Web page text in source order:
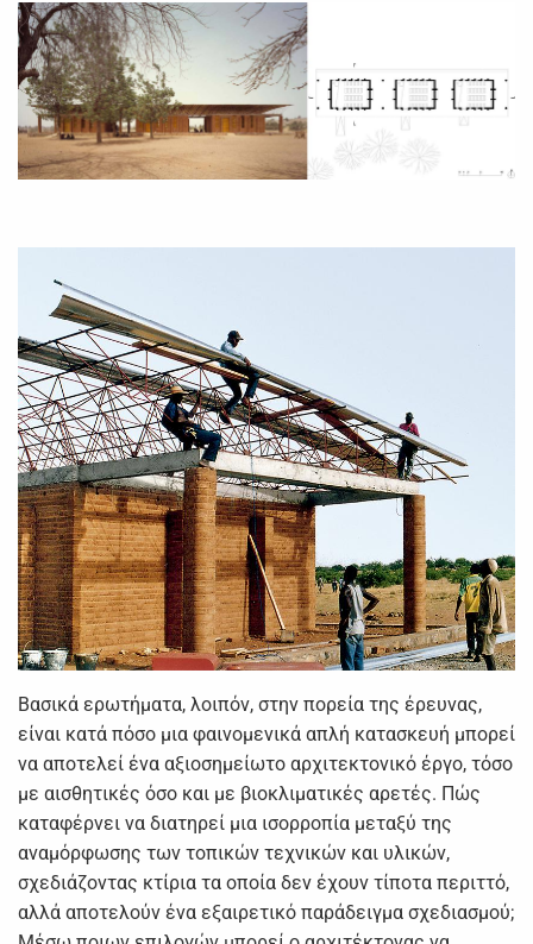
Βασικά ερωτήματα, λοιπόν, στην πορεία της έρευνας,
είναι κατά πόσο μια φαινομενικά απλή κατασκευή μπορεί
να αποτελεί ένα αξιοσημείωτο αρχιτεκτονικό έργο, τόσο
με αισθητικές όσο και με βιοκλιματικές αρετές. Πώς
καταφέρνει να διατηρεί μια ισορροπία μεταξύ της
αναμόρφωσης των τοπικών τεχνικών και υλικών,
σχεδιάζοντας κτίρια τα οποία δεν έχουν τίποτα περιττό,
αλλά αποτελούν ένα εξαιρετικό παράδειγμα σχεδιασμού;